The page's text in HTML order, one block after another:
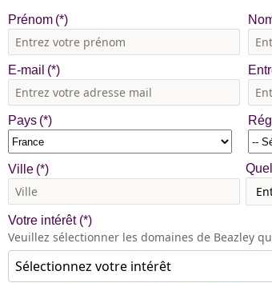
Prénom
E-mail
Pays
Ville
Votre intérêt(*)
Veuillez sélectionner les domaines de Beazley
Sélectionnez votre intérêt